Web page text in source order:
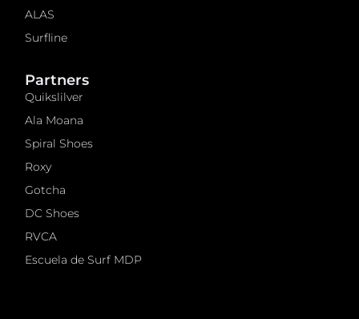
ALAS
Surfline
Partners
Quikslilver
Ala Moana
Spiral Shoes
Roxy
Gotcha
DC Shoes
RVCA
Escuela de Surf MDP